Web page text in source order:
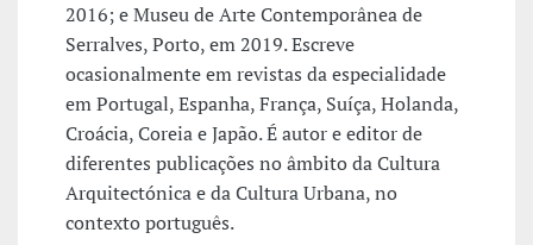
2016; e Museu de Arte Contemporânea de
Serralves, Porto, em 2019. Escreve
ocasionalmente em revistas da especialidade
em Portugal, Espanha, França, Suíça, Holanda,
Croácia, Coreia e Japão. É autor e editor de
diferentes publicações no âmbito da Cultura
Arquitectónica e da Cultura Urbana, no
contexto português.